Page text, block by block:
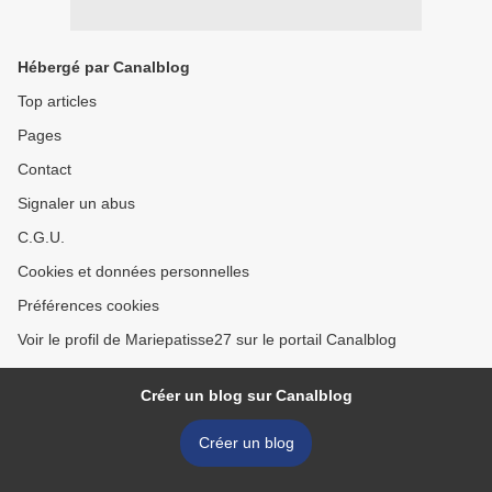
Hébergé par Canalblog
Top articles
Pages
Contact
Signaler un abus
C.G.U.
Cookies et données personnelles
Préférences cookies
Voir le profil de Mariepatisse27 sur le portail Canalblog
Créer un blog sur Canalblog
Créer un blog